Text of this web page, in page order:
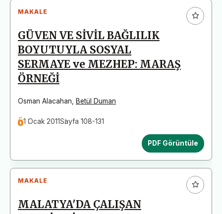
MAKALE
GÜVEN VE SİVİL BAĞLILIK
BOYUTUYLA SOSYAL
SERMAYE ve MEZHEP: MARAŞ
ÖRNEĞİ
Osman Alacahan Betül Duman
1 Ocak 2011Sayfa 108-131
PDF Görüntüle
MAKALE
MALATYA'DA ÇALIŞAN